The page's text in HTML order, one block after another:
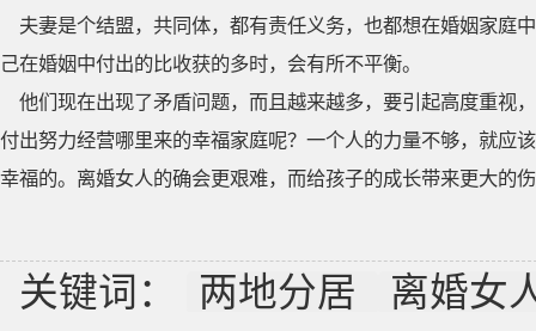
夫妻是个结盟，共同体，都有责任义务，也都想在婚姻家庭
己在婚姻中付出的比收获的多时，会有所不平衡。
他们现在出现了矛盾问题，而且越来越多，要引起高度重视
付出努力经营哪里来的幸福家庭呢？一个人的力量不够，就应
幸福的。离婚女人的确会更艰难，而给孩子的成长带来更大的
关键词： 两地分居 离婚女